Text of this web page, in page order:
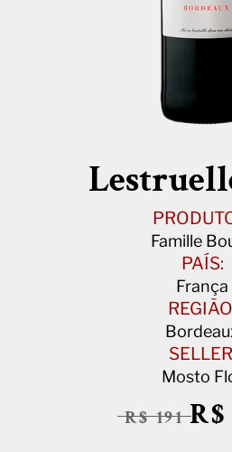
Famille
PAÍS:
França
Mosto
R$ 191 R$